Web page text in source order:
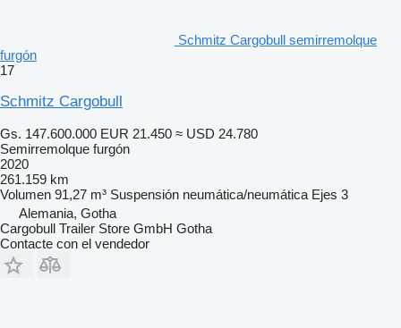
Schmitz Cargobull semirremolque
furgón
17
Schmitz Cargobull
Gs. 147.600.000 EUR 21.450 ≈ USD 24.780
Semirremolque furgón
2020
261.159 km
Volumen 91,27 m³ Suspensión neumática/neumática Ejes 3
Alemania, Gotha
Cargobull Trailer Store GmbH Gotha
Contacte con el vendedor